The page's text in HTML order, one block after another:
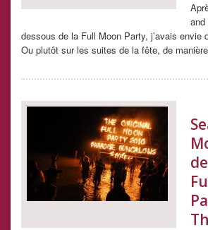
and
dessous de la Full Moon Party, j’avais envie
Ou plutôt sur les suites de la fête, de